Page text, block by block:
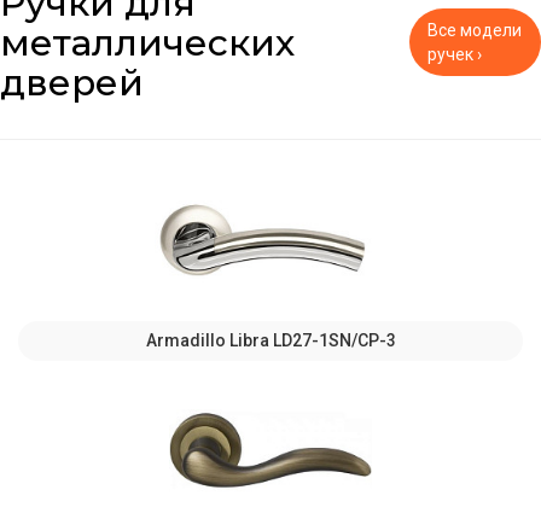
металлических
дверей
Все модели
ручек ›
Armadillo Libra LD27-1SN/CP-3